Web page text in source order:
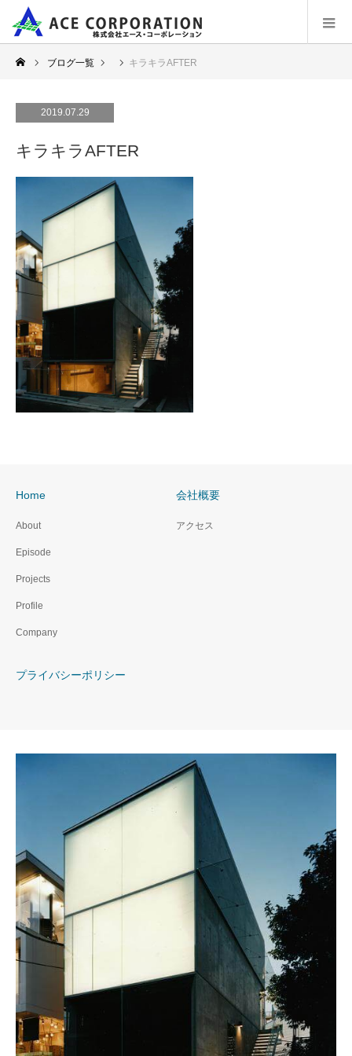
ブログ一覧 キラキラAFTER
2019.07.29
キラキラAFTER
Home
About
Episode
Projects
Profile
Company
会社概要
アクセス
プライバシーポリシー